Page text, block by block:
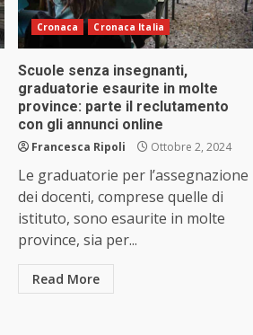
Cronaca Cronaca Italia
Scuole senza insegnanti,
graduatorie esaurite in molte
province: parte il reclutamento
con gli annunci online
Francesca Ripoli Ottobre 2, 2024
Le graduatorie per l’assegnazione
dei docenti, comprese quelle di
istituto, sono esaurite in molte
province, sia per...
Read More